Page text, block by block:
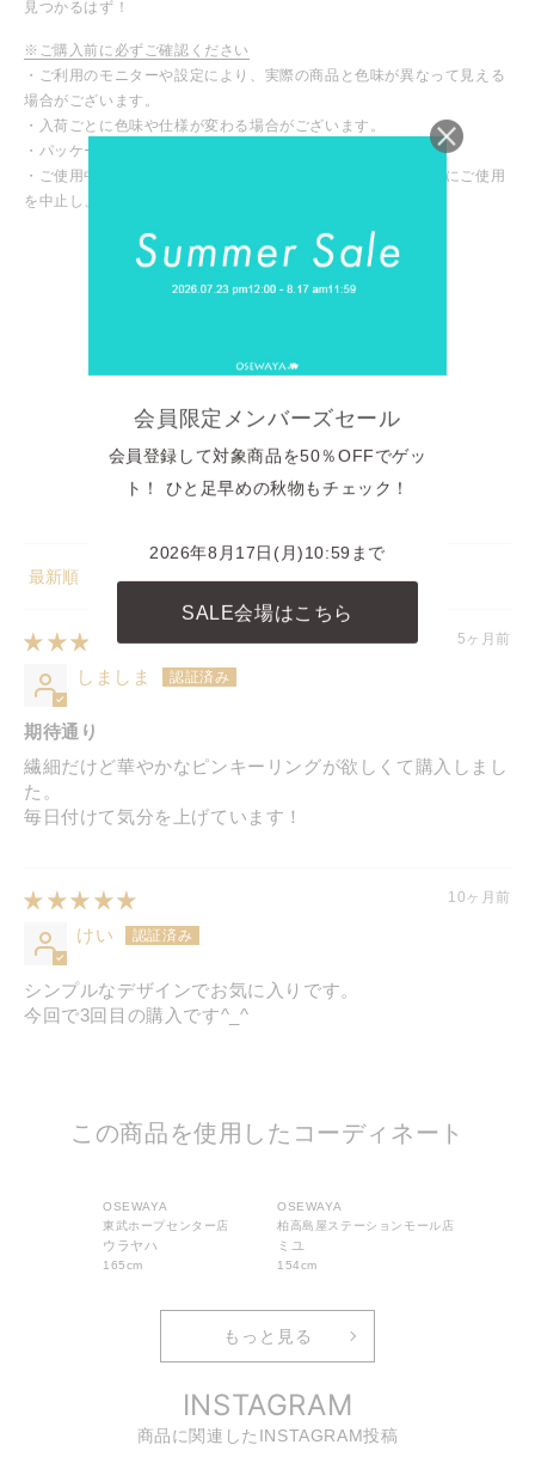
見つかるはず！
※ご購入前に必ずご確認ください
・ご利用のモニターや設定により、実際の商品と色味が異なって見える
場合がございます。
・入荷ごとに色味や仕様が変わる場合がございます。
・パッケージや台紙等が変わる場合がございます。
・ご使用中、皮膚にかゆみや腫れなど異常を感じた場合は直ちにご使用
を中止し、専門医にご相談ください。
カスタマーレビュー
0
0
0
Sort by
5ヶ月前
しましま
期待通り
繊細だけど華やかなピンキーリングが欲しくて購入しまし
た。
毎日付けて気分を上げています！
10ヶ月前
けい
シンプルなデザインでお気に入りです。
今回で3回目の購入です^_^
この商品を使用したコーディネート
OSEWAYA
東武ホープセンター店
ウラヤハ
165cm
OSEWAYA
柏高島屋ステーションモール店
ミユ
154cm
もっと見る
INSTAGRAM
商品に関連したINSTAGRAM投稿
会員限定メンバーズセール
会員登録して対象商品を50％OFFでゲッ
ト！ ひと足早めの秋物もチェック！
2026年8月17日(月)10:59まで
SALE会場はこちら